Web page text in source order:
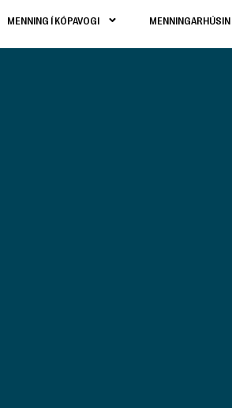
MENNING Í KÓPAVOGI MENNINGARHÚSIN